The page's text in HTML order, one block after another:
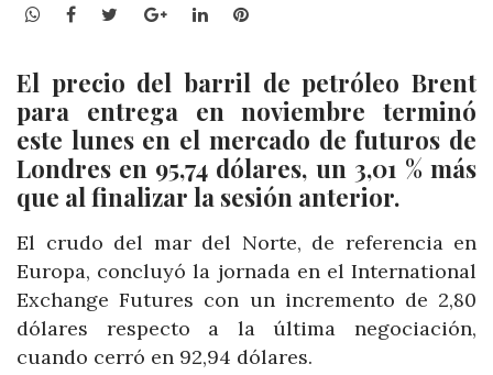
WhatsApp
Facebook
TwitterGoogle+LinkedInPinterest
El precio del barril de petróleo Brent
para entrega en noviembre terminó
este lunes en el mercado de futuros de
Londres en 95,74 dólares, un 3,01 % más
que al finalizar la sesión anterior.
El crudo del mar del Norte, de referencia en
Europa, concluyó la jornada en el International
Exchange Futures con un incremento de 2,80
dólares respecto a la última negociación,
cuando cerró en 92,94 dólares.